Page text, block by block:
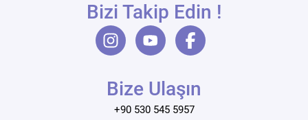
Bizi Takip Edin !
Bize Ulaşın
+90 530 545 5957